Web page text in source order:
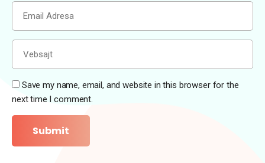
Save my name, email, and website in this browser for the
next time I comment.